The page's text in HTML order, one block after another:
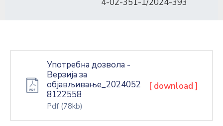
Употребна дозвола -
Верзија за
објављивање_2024052
8122558
Pdf (78kb)
[ download ]